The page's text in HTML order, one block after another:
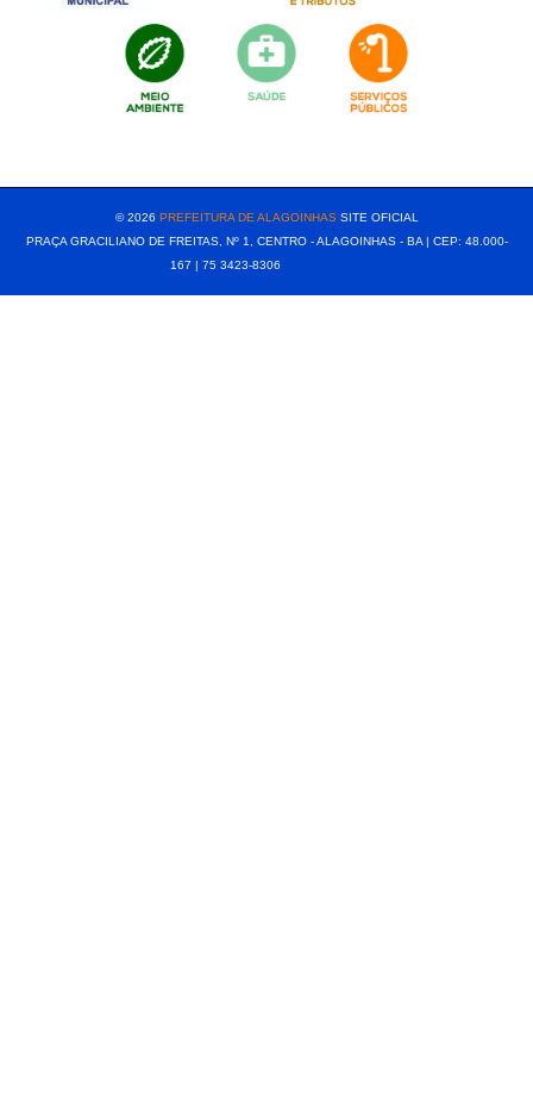
© 2026 PREFEITURA DE ALAGOINHASSITE OFICIAL
PRAÇA GRACILIANO DE FREITAS, Nº 1, CENTRO - ALAGOINHAS - BA | CEP: 48.000-
167 | 75 3423-8306⠀⠀⠀⠀⠀⠀⠀⠀⠀⠀